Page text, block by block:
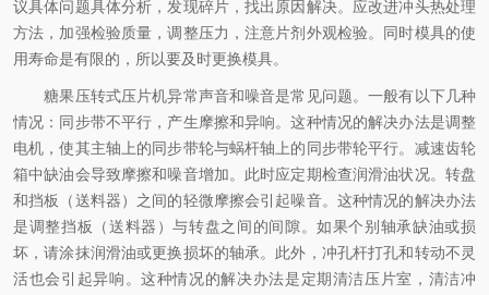
议具体问题具体分析，发现碎片，找出原因解决。应改进冲头热处理
方法，加强检验质量，调整压力，注意片剂外观检验。同时模具的使
用寿命是有限的，所以要及时更换模具。
糖果压转式压片机异常声音和噪音是常见问题。一般有以下几种
情况：同步带不平行，产生摩擦和异响。这种情况的解决办法是调整
电机，使其主轴上的同步带轮与蜗杆轴上的同步带轮平行。减速齿轮
箱中缺油会导致摩擦和噪音增加。此时应定期检查润滑油状况。转盘
和挡板（送料器）之间的轻微摩擦会引起噪音。这种情况的解决办法
是调整挡板（送料器）与转盘之间的间隙。如果个别轴承缺油或损
坏，请涂抹润滑油或更换损坏的轴承。此外，冲孔杆打孔和转动不灵
活也会引起异响。这种情况的解决办法是定期清洁压片室，清洁冲